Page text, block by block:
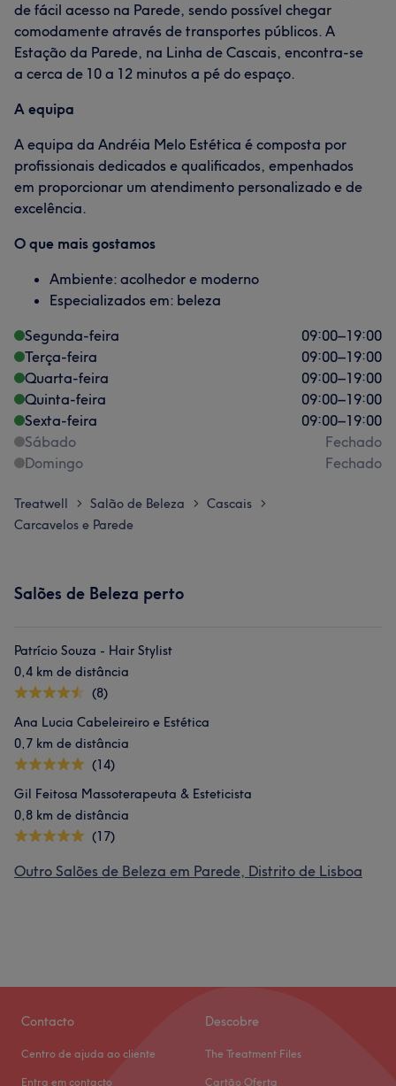
de fácil acesso na Parede, sendo possível chegar
comodamente através de transportes públicos. A
Estação da Parede, na Linha de Cascais, encontra-se
a cerca de 10 a 12 minutos a pé do espaço.
A equipa
A equipa da Andréia Melo Estética é composta por
profissionais dedicados e qualificados, empenhados
em proporcionar um atendimento personalizado e de
excelência.
O que mais gostamos
Ambiente: acolhedor e moderno
Especializados em: beleza
Segunda-feira
09:00–19:00
Terça-feira
09:00–19:00
Quarta-feira
09:00–19:00
Quinta-feira
09:00–19:00
Sexta-feira
09:00–19:00
Sábado
Fechado
Domingo
Fechado
Treatwell > Salão de Beleza > Cascais >
Carcavelos e Parede
Salões de Beleza perto
Patrício Souza - Hair Stylist
0,4 km de distância
(8)
Ana Lucia Cabeleireiro e Estética
0,7 km de distância
(14)
Gil Feitosa Massoterapeuta & Esteticista
0,8 km de distância
(17)
Outro Salões de Beleza em Parede, Distrito de Lisboa
Contacto
Centro de ajuda ao cliente
Entra em contacto
Descobre
The Treatment Files
Cartão Oferta